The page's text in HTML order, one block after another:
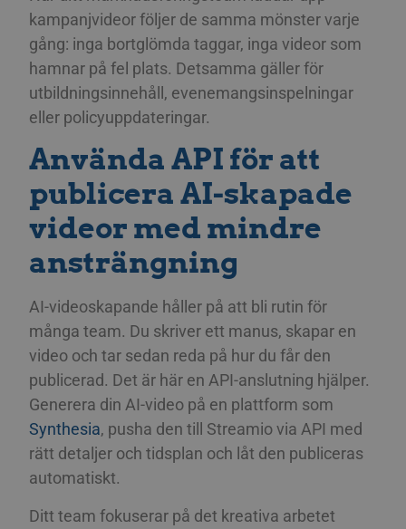
kampanjvideor följer de samma mönster varje
gång: inga bortglömda taggar, inga videor som
hamnar på fel plats. Detsamma gäller för
utbildningsinnehåll, evenemangsinspelningar
eller policyuppdateringar.
Använda API för att
publicera AI-skapade
videor med mindre
ansträngning
AI-videoskapande håller på att bli rutin för
många team. Du skriver ett manus, skapar en
video och tar sedan reda på hur du får den
publicerad. Det är här en API-anslutning hjälper.
Generera din AI-video på en plattform som
Synthesia, pusha den till Streamio via API med
rätt detaljer och tidsplan och låt den publiceras
automatiskt.
Ditt team fokuserar på det kreativa arbetet